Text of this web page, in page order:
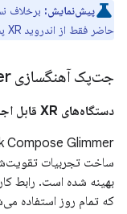
پیش‌نمایش:
حاضر فقط از اندروید XR پشتیبانی می‌کند.
جت‌پک آهنگسازی Glimmer
دستگاه‌های XR قابل اجرا
بهینه شده است. رابط
که تمام روز استفاده